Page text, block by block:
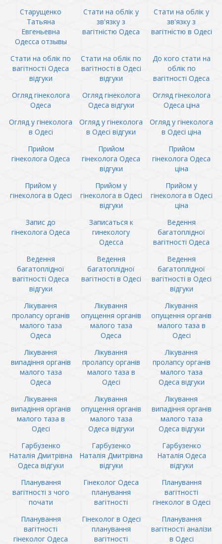
Старущенко
Татьяна
Евгеньевна
Одесса отзывы
Стати на облік у
зв'язку з
вагітністю Одеса
Стати на облік у
зв'язку з
вагітністю в Одесі
Стати на облік по
вагітності Одеса
відгуки
Стати на облік по
вагітності в Одесі
відгуки
До кого стати на
облік по
вагітності Одеса
Огляд гінеколога
Одеса
Огляд гінеколога
Одеса відгуки
Огляд гінеколога
Одеса ціна
Огляд у гінеколога
в Одесі
Огляд у гінеколога
в Одесі відгуки
Огляд у гінеколога
в Одесі ціна
Прийом
гінеколога Одеса
Прийом
гінеколога Одеса
відгуки
Прийом
гінеколога Одеса
ціна
Прийом у
гінеколога в Одесі
Прийом у
гінеколога в Одесі
відгуки
Прийом у
гінеколога в Одесі
ціна
Запис до
гінеколога Одеса
Записаться к
гинекологу
Одесса
Ведення
багатоплідної
вагітності Одеса
Ведення
багатоплідної
вагітності Одеса
відгуки
Ведення
багатоплідної
вагітності в Одесі
Ведення
багатоплідної
вагітності в Одесі
відгуки
Лікування
пролапсу органів
малого таза
Одеса
Лікування
опущення органів
малого таза
Одеса
Лікування
опущення органів
малого таза в
Одесі
Лікування
випадіння органів
малого таза
Одеса
Лікування
пролапсу органів
малого таза в
Одесі
Лікування
пролапсу органів
малого таза
Одеса відгуки
Лікування
випадіння органів
малого таза в
Одесі
Лікування
опущення органів
малого таза
Одеса відгуки
Лікування
випадіння органів
малого таза
Одеса відгуки
Гарбузенко
Наталія Дмитрівна
Одеса відгуки
Гарбузенко
Наталія Дмитрівна
відгуки
Гарбузенко
Наталія Одеса
відгуки
Планування
вагітності з чого
почати
Гінеколог Одеса
планування
вагітності
Планування
вагітності
гінеколог в Одесі
Планування
вагітності
гінеколог Одеса
Гінеколог в Одесі
планування
вагітності
Планування
вагітності аналізи
в Одесі